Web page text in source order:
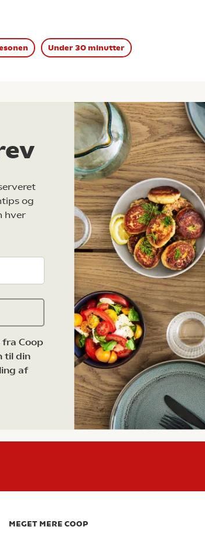
Under 30 minutter
og
hver
Coop
til din
af
MEGET MERE COOP